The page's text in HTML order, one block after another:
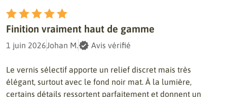
Finition vraiment haut de gamme
1 juin 2026Johan M. Avis vérifié
Le vernis sélectif apporte un relief discret mais très
élégant, surtout avec le fond noir mat. À la lumière,
certains détails ressortent parfaitement et donnent un